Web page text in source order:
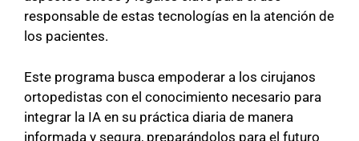
responsable de estas tecnologías en la atención de
los pacientes.
Este programa busca empoderar a los cirujanos
ortopedistas con el conocimiento necesario para
integrar la IA en su práctica diaria de manera
informada y segura, preparándolos para el futuro